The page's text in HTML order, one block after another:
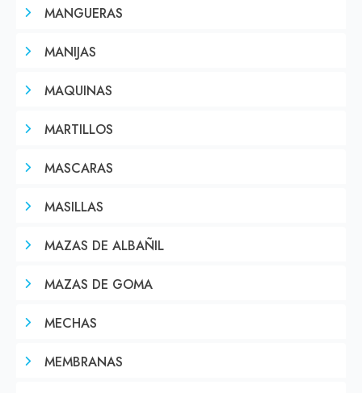
MANGUERAS
MANIJAS
MAQUINAS
MARTILLOS
MASCARAS
MASILLAS
MAZAS DE ALBAÑIL
MAZAS DE GOMA
MECHAS
MEMBRANAS